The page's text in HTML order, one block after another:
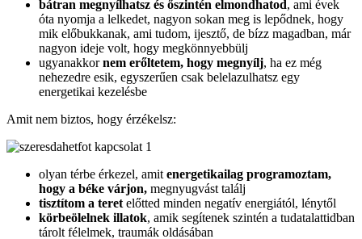
bátran megnyílhatsz és őszintén elmondhatod, ami évek
óta nyomja a lelkedet, nagyon sokan meg is lepődnek, hogy
mik előbukkanak, ami tudom, ijesztő, de bízz magadban, már
nagyon ideje volt, hogy megkönnyebbülj
ugyanakkornem erőltetem, hogy megnyílj, ha ez még
nehezedre esik, egyszerűen csak belelazulhatsz egy
energetikai kezelésbe
Amit nem biztos, hogy érzékelsz:
olyan térbe érkezel, amit energetikailag programoztam,
hogy a béke várjon, megnyugvást találj
tisztítom a teret előtted minden negatív energiától, lénytől
körbeölelnek illatok, amik segítenek szintén a tudatalattidban
tárolt félelmek, traumák oldásában